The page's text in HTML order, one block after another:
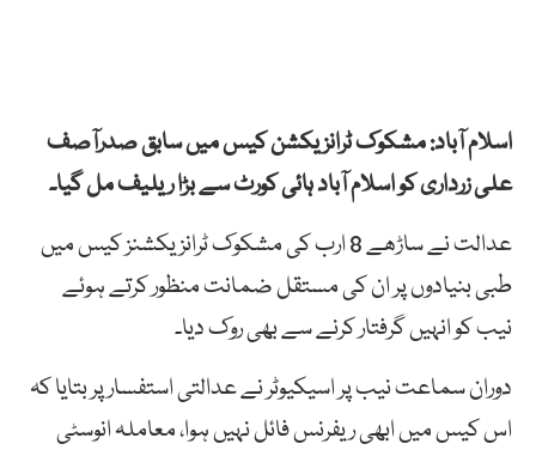
اسلام آباد: مشکوک ٹرانزیکشن کیس میں سابق صدرآصف
علی زرداری کو اسلام آباد ہائی کورٹ سے بڑا ریلیف مل گیا۔
عدالت نے ساڑھے 8 ارب کی مشکوک ٹرانزیکشنز کیس میں
طبی بنیادوں پر ان کی مستقل ضمانت منظور کرتے ہوئے
نیب کو انہیں گرفتار کرنے سے بھی روک دیا۔
دوران سماعت نیب پر اسیکیوٹر نے عدالتی استفسار پر بتایا کہ
اس کیس میں ابھی ریفرنس فائل نہیں ہوا، معاملہ انوسٹی